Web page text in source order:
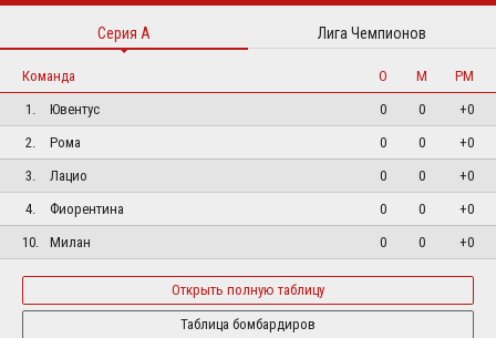
Серия А Лига Чемпионов
Команда О М
РМ
1.
Ювентус 0 0
+0
2.
Рома 0 0
+0
3.
Лацио 0 0
+0
4.
Фиорентина 0 0
+0
10.
Милан 0 0 +0
Открыть полную таблицу
Таблица бомбардиров